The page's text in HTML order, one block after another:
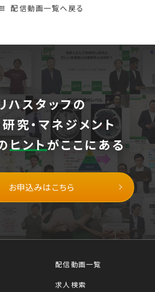
配信動画一覧へ戻る
ハスタッフの
研究・マネジメント
ヒントがここにある
お申込みはこちら
配信動画一覧
求人検索